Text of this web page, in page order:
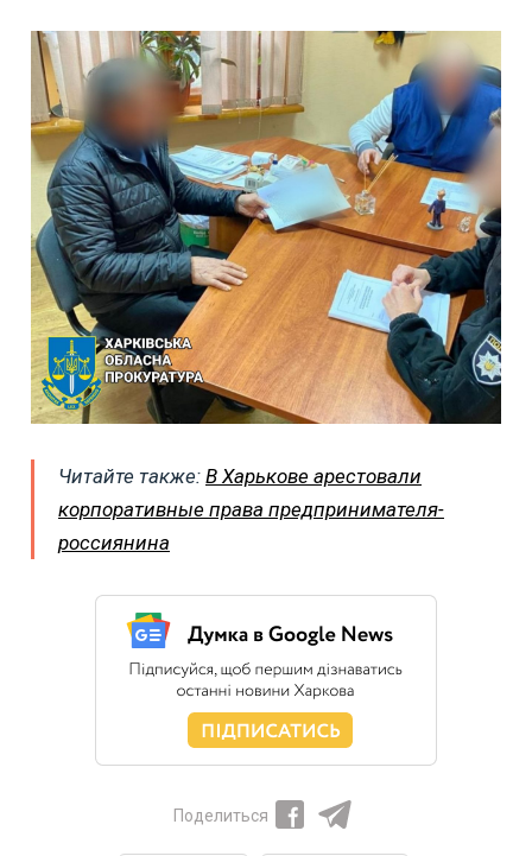
Читайте также: В Харькове арестовали
корпоративные права предпринимателя-
россиянина
Поделиться